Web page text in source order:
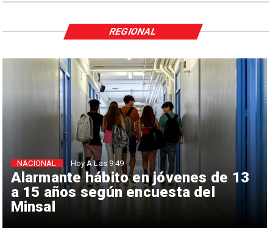
Alarmante hábito en jóvenes de 13
a 15 años según encuesta del
Minsal
NACIONAL Hoy A Las 9:49
REGIONAL